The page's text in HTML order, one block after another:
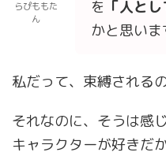
らぴももた
ん
を 「人と
かと思いま
私だって、束縛される
それなのに、そうは感
キャラクターが好きだ